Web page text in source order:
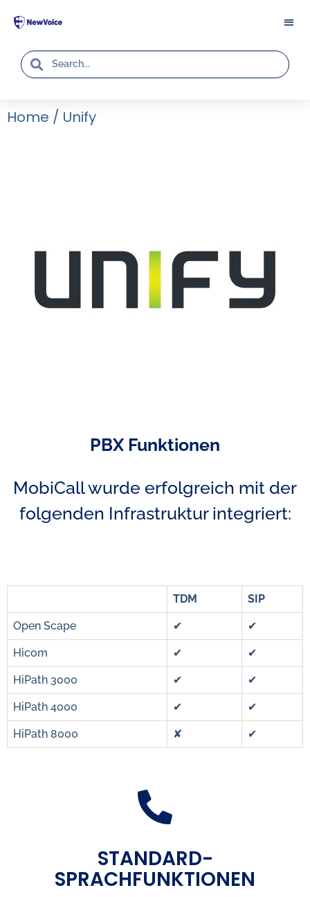
Home / Unify
PBX Funktionen
MobiCall wurde erfolgreich mit der
folgenden Infrastruktur integriert:
TDM SIP
Open Scape ✔ ✔
Hicom ✔ ✔
HiPath 3000 ✔ ✔
HiPath 4000 ✔ ✔
HiPath 8000 ✘ ✔
STANDARD-
SPRACHFUNKTIONEN